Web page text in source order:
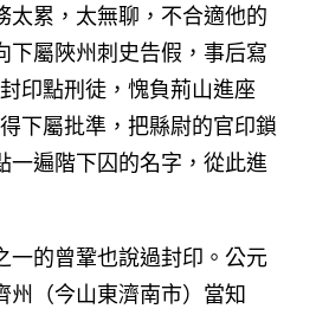
太累，太無聊，不合適他的
下屬陜州刺史告假，事后寫
印點刑徒，愧負荊山進座
下屬批準，把縣尉的官印鎖
一遍階下囚的名字，從此進
一的曾鞏也說過封印。公元
州（今山東濟南市）當知